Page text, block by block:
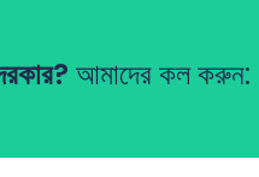
আমাদের কল করুন: